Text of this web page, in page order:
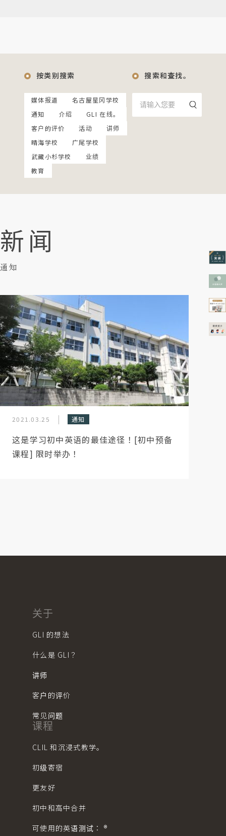
按类别搜索
媒体报道
名古屋星冈学校
通知
介绍
GLI 在线。
客户的评价
活动
讲师
晴海学校
广尾学校
武藏小杉学校
业绩
教育
搜索和查找。
新闻
通知
2021.03.25 通知
这是学习初中英语的最佳途径！[初中预备
课程] 限时举办！
关于
GLI 的想法
什么是 GLI？
讲师
客户的评价
常见问题
课程
CLIL 和沉浸式教学。
初级寄宿
更友好
初中和高中合并
可使用的英语测试： ®︎